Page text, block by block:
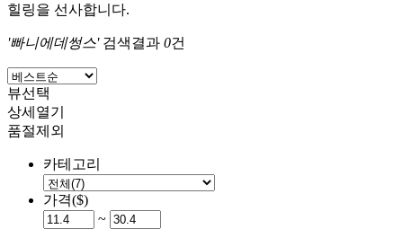
힐링을 선사합니다.
'빠니에데썽스'검색결과 0건
뷰선택
상세열기
품절제외
카테고리
가격($)
~